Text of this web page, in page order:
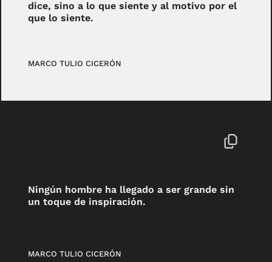
dice, sino a lo que siente y al motivo por el
que lo siente.
MARCO TULIO CICERÓN
Ningún hombre ha llegado a ser grande sin
un toque de inspiración.
MARCO TULIO CICERÓN